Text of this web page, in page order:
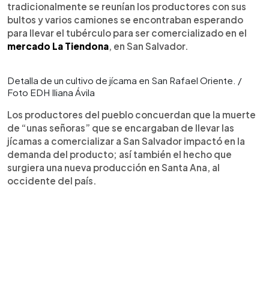
tradicionalmente se reunían los productores con sus
bultos y varios camiones se encontraban esperando
para llevar el tubérculo para ser comercializado en el
mercado La Tiendona, en San Salvador.
Detalla de un cultivo de jícama en San Rafael Oriente. /
Foto EDH Iliana Ávila
Los productores del pueblo concuerdan que la muerte
de “unas señoras” que se encargaban de llevar las
jícamas a comercializar a San Salvador impactó en la
demanda del producto; así también el hecho que
surgiera una nueva producción en Santa Ana, al
occidente del país.